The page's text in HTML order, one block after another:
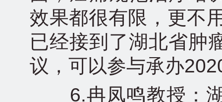
效果都很有限，更不
已经接到了湖北省肿
议，可以参与承办
6.冉凤鸣教授：湖